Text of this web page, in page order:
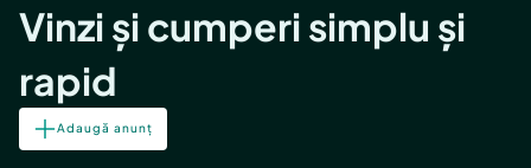
Vinzi și cumperi simplu și
rapid
Adaugă anunț